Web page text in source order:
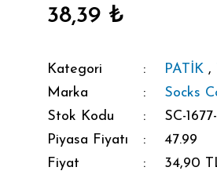
38,39 ₺
Kategori PATİK ,
Marka
Socks
Stok Kodu
SC-1677-
Piyasa Fiyatı
47.99
Fiyat
34,90